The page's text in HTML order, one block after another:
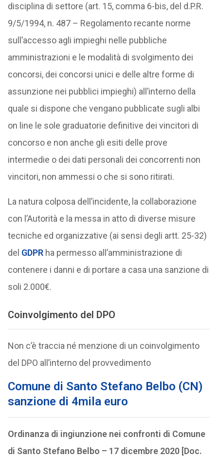
disciplina di settore (art. 15, comma 6-bis, del d.P.R.
9/5/1994, n. 487 – Regolamento recante norme
sull’accesso agli impieghi nelle pubbliche
amministrazioni e le modalità di svolgimento dei
concorsi, dei concorsi unici e delle altre forme di
assunzione nei pubblici impieghi) all’interno della
quale si dispone che vengano pubblicate sugli albi
on line le sole graduatorie definitive dei vincitori di
concorso e non anche gli esiti delle prove
intermedie o dei dati personali dei concorrenti non
vincitori, non ammessi o che si sono ritirati.
La natura colposa dell’incidente, la collaborazione
con l’Autorità e la messa in atto di diverse misure
tecniche ed organizzative (ai sensi degli artt. 25-32)
del GDPR ha permesso all’amministrazione di
contenere i danni e di portare a casa una sanzione di
soli 2.000€.
Coinvolgimento del DPO
Non c’è traccia né menzione di un coinvolgimento
del DPO all’interno del provvedimento
Comune di Santo Stefano Belbo (CN)
sanzione di 4mila euro
Ordinanza di ingiunzione nei confronti di Comune
di Santo Stefano Belbo – 17 dicembre 2020 [Doc.